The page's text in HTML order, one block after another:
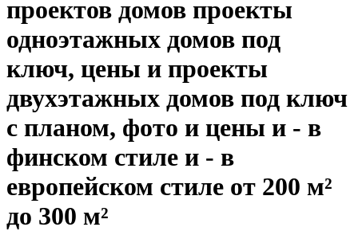
проектов домов проекты
одноэтажных домов под
ключ, цены и проекты
двухэтажных домов под ключ
с планом, фото и цены и - в
финском стиле и - в
европейском стиле от 200 м²
до 300 м²